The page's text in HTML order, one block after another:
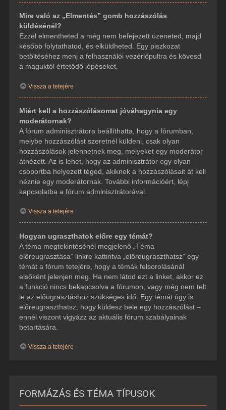
Mire való az „Elmentés” gomb hozzászólás
küldésénél?
Ezzel elmentheted a még nem befejezett üzeneted, majd
később folytathatod, és elküldheted. Egy piszkozat
betöltéséhez menj a felhasználói vezérlőpultra és kövesd
a maguktól értetődő lépéseket.
Vissza a tetejére
Miért kell a hozzászólásomat jóváhagynia egy
moderátornak?
A fórum adminisztrátora beállíthatta, hogy a fórumban,
melybe hozzászólást szeretnél küldeni, csak olyan
hozzászólások jelenhetnek meg, melyeket egy moderátor
átnézett. Az is lehet, hogy az adminisztrátor egy olyan
csoportba helyezett téged, akiknek a hozzászólásait át kell
néznie egy moderátornak. További információért, lépj
kapcsolatba a fórum adminisztrátorával.
Vissza a tetejére
Hogyan ugraszthatok előre egy témát?
A téma megtekintésénél megjelenő „Téma
előreugrasztása” linkre kattintva „előreugraszthatsz” egy
témát a fórum tetejére, hogy a témák felsorolásánál
elsőként jelenjen meg. Ha nem látod ezt a linket, akkor ez
a funkció nincs bekapcsolva a fórumon, vagy még nem telt
le az előugrasztáshoz szükséges idő. Egy témát úgy is
előreugraszthatsz, hogy küldesz bele egy hozzászólást –
ennél viszont vigyázz az aktuális fórum szabályainak
betartására.
Vissza a tetejére
FORMÁZÁS ÉS TÉMA TÍPUSOK